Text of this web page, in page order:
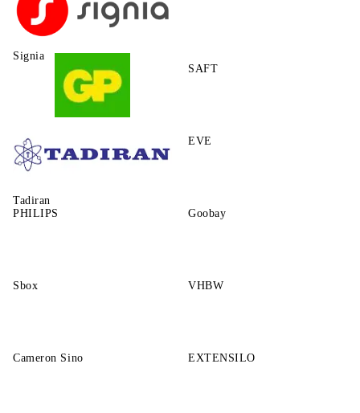
Signia
SAFT
Tadiran
EVE
PHILIPS Goobay
Sbox VHBW
Cameron Sino EXTENSILO